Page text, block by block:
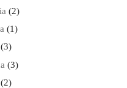
(2)
(1)
(3)
(3)
(2)